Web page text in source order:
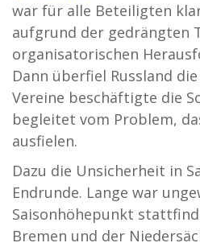
war für alle Beteiligten
aufgrund der gedrängten
organisatorischen
Dann überfiel Russland
Vereine beschäftigte die
begleitet vom Problem,
ausfielen.
Dazu die Unsicherheit in
Endrunde. Lange war
Saisonhöhepunkt
Bremen und der